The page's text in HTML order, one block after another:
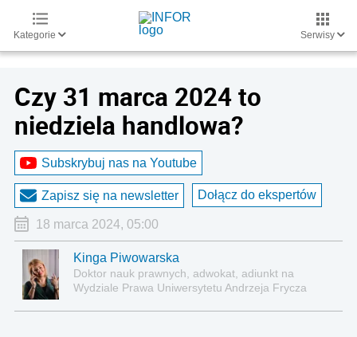
Kategorie Serwisy
Czy 31 marca 2024 to
niedziela handlowa?
Subskrybuj nas na Youtube
Zapisz się na newsletter Dołącz do ekspertów
18 marca 2024, 05:00
Kinga Piwowarska
Doktor nauk prawnych, adwokat, adiunkt na
Wydziale Prawa Uniwersytetu Andrzeja Frycza